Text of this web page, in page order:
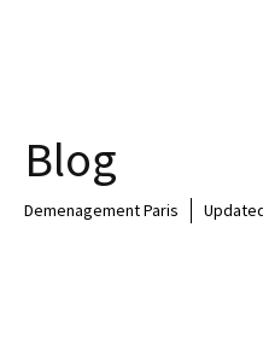
Blog
Demenagement Paris